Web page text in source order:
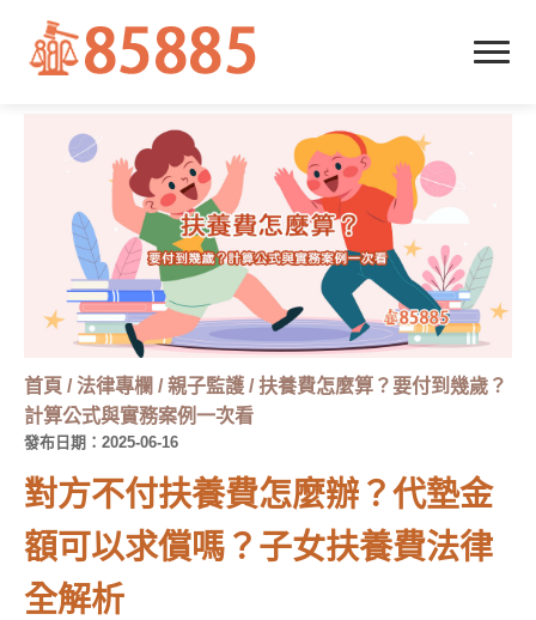
首頁 /法律專欄 /親子監護 /扶養費怎麼算？要付到幾歲？
計算公式與實務案例一次看
發布日期：2025-06-16
對方不付扶養費怎麼辦？代墊金
額可以求償嗎？子女扶養費法律
全解析